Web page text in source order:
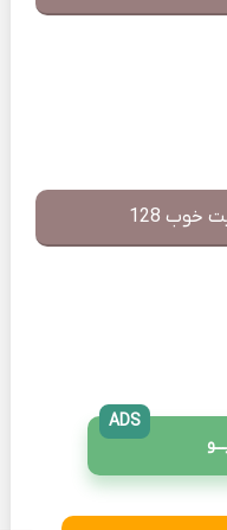
خوب 128
ADS